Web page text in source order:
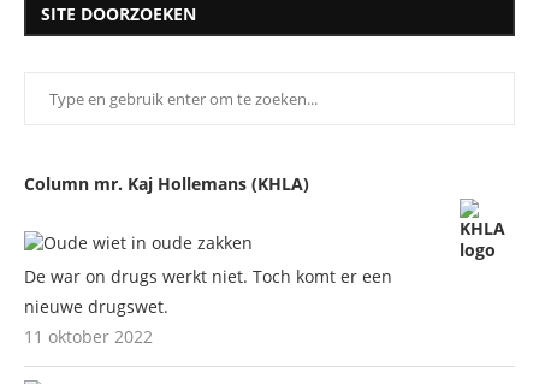
SITE DOORZOEKEN
Column mr. Kaj Hollemans (KHLA)
De war on drugs werkt niet. Toch komt er een
nieuwe drugswet.
11 oktober 2022